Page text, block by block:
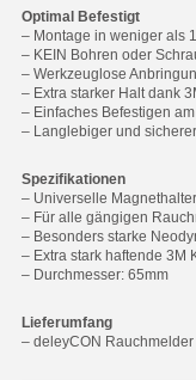
Optimal Befestigt
– Montage in weniger als
– KEIN Bohren oder
– Werkzeuglose
– Extra starker Halt dank
– Einfaches Befestigen
– Langlebiger und
Spezifikationen
– Universelle
– Für alle gängigen
– Besonders starke
– Extra stark haftende 3M
– Durchmesser: 65mm
Lieferumfang
– deleyCON